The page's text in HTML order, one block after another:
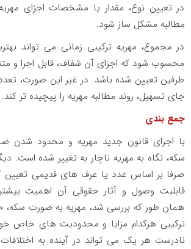
در تعیین نوع، مقدار یا مشخصات اجزای
مطالبه مشکل ساز شود.
در مجموع، مهریه ترکیبی زمانی می تواند
محسوب شود که اجزای آن شفاف، قابل اجرا و
طرفین تعیین شده باشد. در غیر این صورت،
جای تسهیل، روند مطالبه مهریه را پیچیده تر کند.
جمع بندی
با اجرای قانون جدید مهریه و محدود شدن
سکه، نگاه به مهریه ناچار به تغییر شده است.
صرفا بر اساس عدد یا عرف های قدیمی تعیین
قابلیت وصول و آثار حقوقی آن اهمیت
همان طور که بررسی شد، مهریه به صورت سکه،
ترکیبی هرکدام مزایا و محدودیت های خاص
نادرست هر یک می تواند در آینده به